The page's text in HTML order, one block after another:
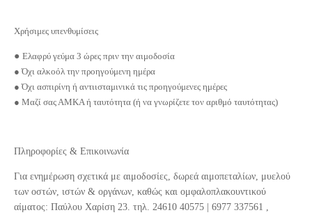
Χρήσιμες υπενθυμίσεις
● Ελαφρύ γεύμα 3 ώρες πριν την αιμοδοσία
● Όχι αλκοόλ την προηγούμενη ημέρα
● Όχι ασπιρίνη ή αντιισταμινικά τις προηγούμενες ημέρες
● Μαζί σας ΑΜΚΑ ή ταυτότητα (ή να γνωρίζετε τον αριθμό ταυτότητας)
Πληροφορίες & Επικοινωνία
Για ενημέρωση σχετικά με αιμοδοσίες, δωρεά αιμοπεταλίων, μυελού
των οστών, ιστών & οργάνων, καθώς και ομφαλοπλακουντικού
αίματος: Παύλου Χαρίση 23 . τηλ. 24610 40575 | 6977 337561